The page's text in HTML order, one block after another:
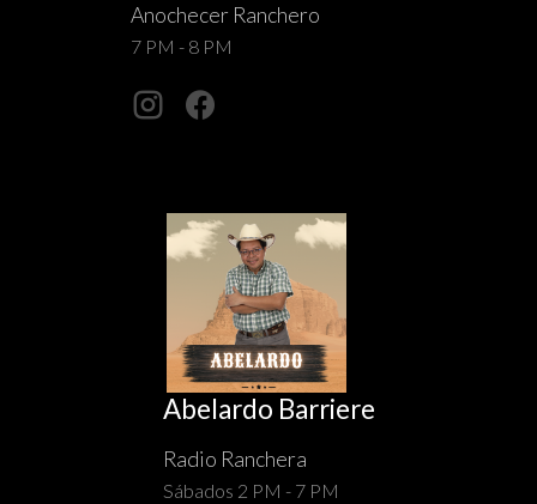
Anochecer Ranchero
7 PM - 8 PM
Abelardo Barriere
Radio Ranchera
Sábados 2 PM - 7 PM